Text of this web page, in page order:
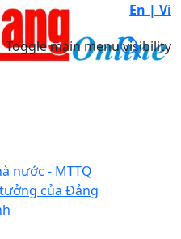
En | Vi
Toggle main menu visibility
nước - MTTQ
của Đảng